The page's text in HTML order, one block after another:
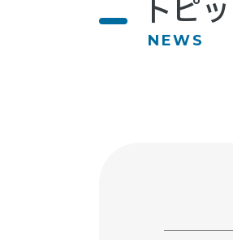
トピ
NEWS